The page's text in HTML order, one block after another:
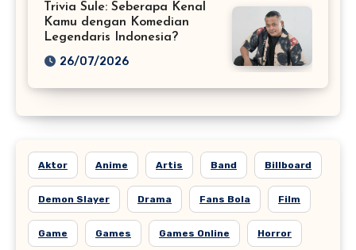
Trivia Sule: Seberapa Kenal
Kamu dengan Komedian
Legendaris Indonesia?
26/07/2026
Aktor Anime Artis Band Billboard
Demon Slayer Drama Fans Bola Film
Game Games Games Online Horror